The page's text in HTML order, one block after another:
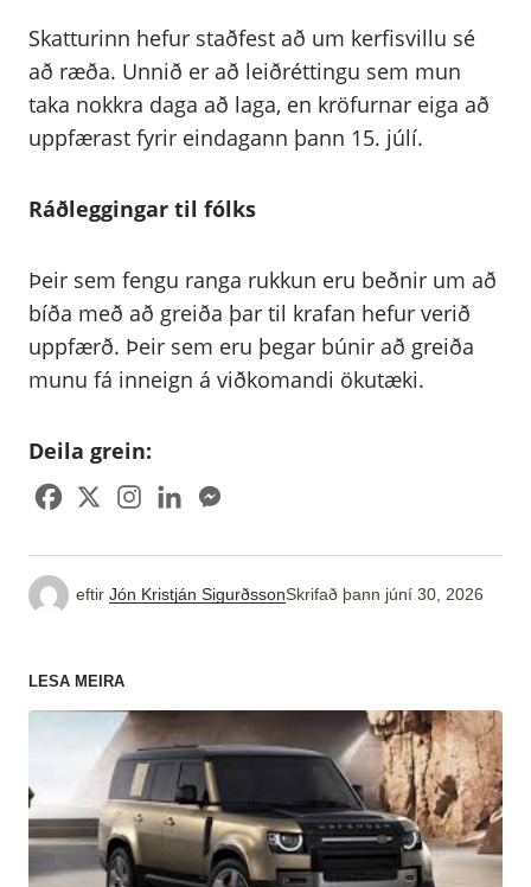
Skatturinn hefur staðfest að um kerfisvillu sé
að ræða. Unnið er að leiðréttingu sem mun
taka nokkra daga að laga, en kröfurnar eiga að
uppfærast fyrir eindagann þann 15. júlí.
Ráðleggingar til fólks
Þeir sem fengu ranga rukkun eru beðnir um að
bíða með að greiða þar til krafan hefur verið
uppfærð. Þeir sem eru þegar búnir að greiða
munu fá inneign á viðkomandi ökutæki.
Deila grein:
eftir Jón Kristján SigurðssonSkrifað þann júní 30, 2026
LESA MEIRA